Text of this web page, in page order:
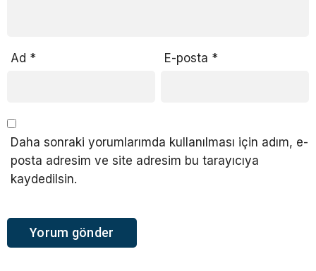
Ad * E-posta *
Daha sonraki yorumlarımda kullanılması için adım, e-
posta adresim ve site adresim bu tarayıcıya
kaydedilsin.